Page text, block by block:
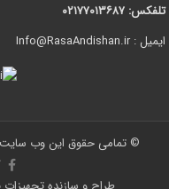
تلفکس: ۰۲۱۷۷۰۱۳۶۸۷
ایمیل : Info@RasaAndishan.ir
© تمامی حقوق این وب سایت